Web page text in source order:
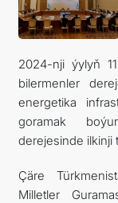
2024-nji ýylyň
bilermenler
energetika
goramak
derejesinde ilkinji
Çäre
Milletler